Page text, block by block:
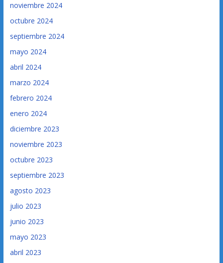
noviembre 2024
octubre 2024
septiembre 2024
mayo 2024
abril 2024
marzo 2024
febrero 2024
enero 2024
diciembre 2023
noviembre 2023
octubre 2023
septiembre 2023
agosto 2023
julio 2023
junio 2023
mayo 2023
abril 2023